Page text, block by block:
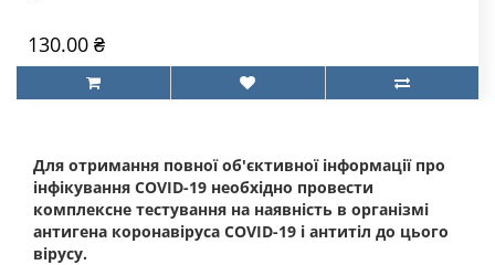
130.00 ₴
Для отримання повної об'єктивної інформації про
інфікування COVID-19 необхідно провести
комплексне тестування на наявність в організмі
антигена коронавіруса COVID-19 і антитіл до цього
вірусу.